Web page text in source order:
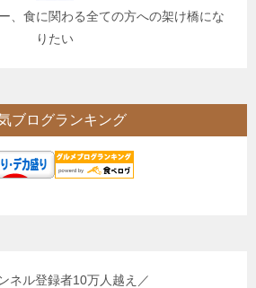
、食に関わる全ての方への架け橋にな
りたい
ブログランキング
ネル登録者10万人越え／